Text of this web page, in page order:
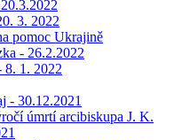
3. 2022
pomoc Ukrajině
- 26.2.2022
8. 1. 2022
- 30.12.2021
úmrtí arcibiskupa J. K.